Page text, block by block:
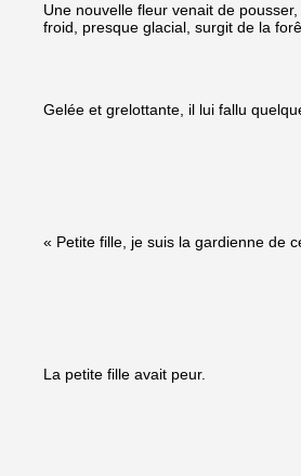
Une nouvelle fleur venait de
froid, presque glacial, surgit de la
Gelée et grelottante, il lui fallu
« Petite fille, je suis la gardienne de
La petite fille avait peur.